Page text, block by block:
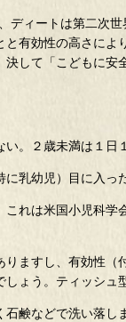
ディートは第二次
有効性の高さに
して「こどもに
。２歳未満は１日
乳幼児）目に入っ
れは米国小児科学
ますし、有効性
ょう。ティッシュ
鹸などで洗い落し